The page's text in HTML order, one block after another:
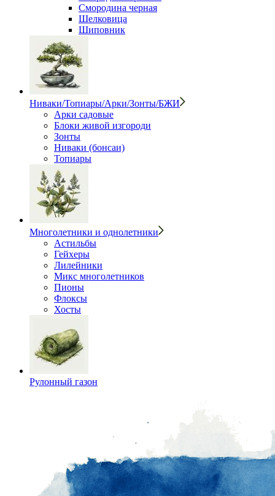
Смородина черная
Шелковица
Шиповник
Ниваки/Топиары/Арки/Зонты/БЖИ
Арки садовые
Блоки живой изгороди
Зонты
Ниваки (бонсаи)
Топиары
Многолетники и однолетники
Астильбы
Гейхеры
Лилейники
Микс многолетников
Пионы
Флоксы
Хосты
Рулонный газон